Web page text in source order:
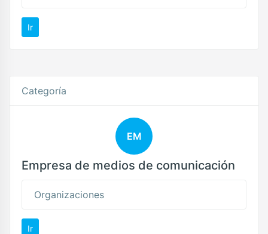
Ir
Categoría
EM
Empresa de medios de comunicación
Organizaciones
Ir